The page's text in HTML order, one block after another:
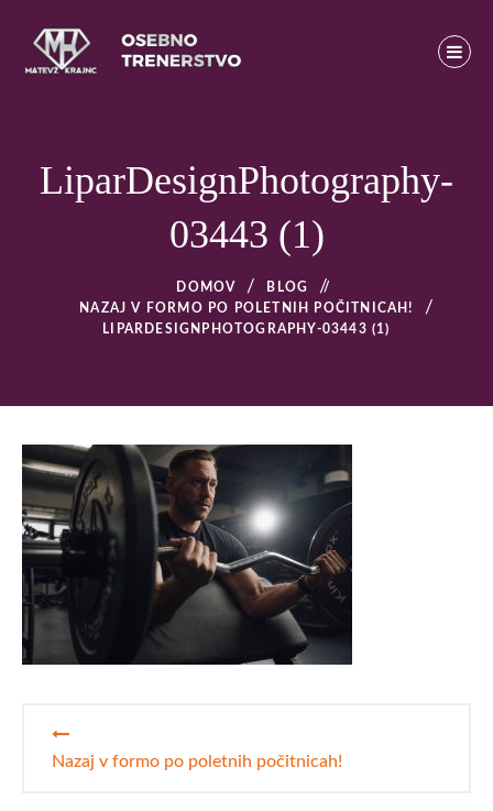
content
LiparDesignPhotography-
03443 (1)
DOMOV BLOG
/
NAZAJ V FORMO PO POLETNIH POČITNICAH!
LIPARDESIGNPHOTOGRAPHY-03443 (1)
prispevka
Nazaj v formo po poletnih počitnicah!